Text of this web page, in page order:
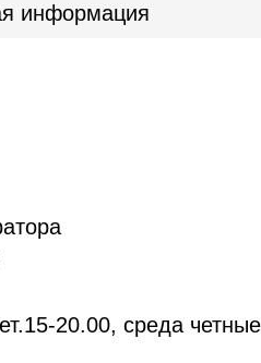
информация
20.00, среда